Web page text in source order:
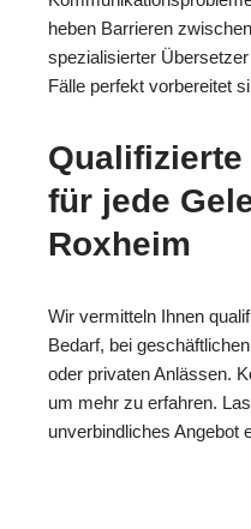
heben Barrieren
spezialisierter
Fälle perfekt vorbereitet
für jede
Roxheim
Wir vermitteln Ihnen
Bedarf, bei
oder privaten Anlässen.
um mehr zu erfahren.
unverbindliches Angebot